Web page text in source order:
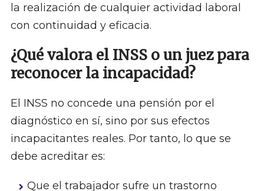
la realización de cualquier actividad laboral
con continuidad y eficacia.
¿Qué valora el INSS o un juez para
reconocer la incapacidad?
El INSS no concede una pensión por el
diagnóstico en sí, sino por sus efectos
incapacitantes reales. Por tanto, lo que se
debe acreditar es:
Que el trabajador sufre un trastorno